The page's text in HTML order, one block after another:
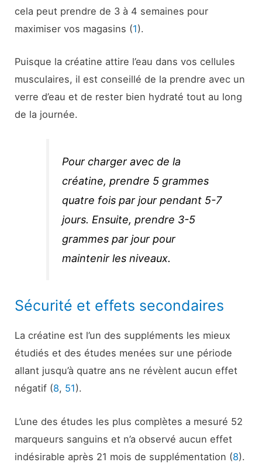
cela peut prendre de 3 à 4 semaines pour
maximiser vos magasins (1).
Puisque la créatine attire l’eau dans vos cellules
musculaires, il est conseillé de la prendre avec un
verre d’eau et de rester bien hydraté tout au long
de la journée.
Pour charger avec de la
créatine, prendre 5 grammes
quatre fois par jour pendant 5-7
jours. Ensuite, prendre 3-5
grammes par jour pour
maintenir les niveaux.
Sécurité et effets secondaires
La créatine est l’un des suppléments les mieux
étudiés et des études menées sur une période
allant jusqu’à quatre ans ne révèlent aucun effet
négatif (8, 51).
L’une des études les plus complètes a mesuré 52
marqueurs sanguins et n’a observé aucun effet
indésirable après 21 mois de supplémentation (8).